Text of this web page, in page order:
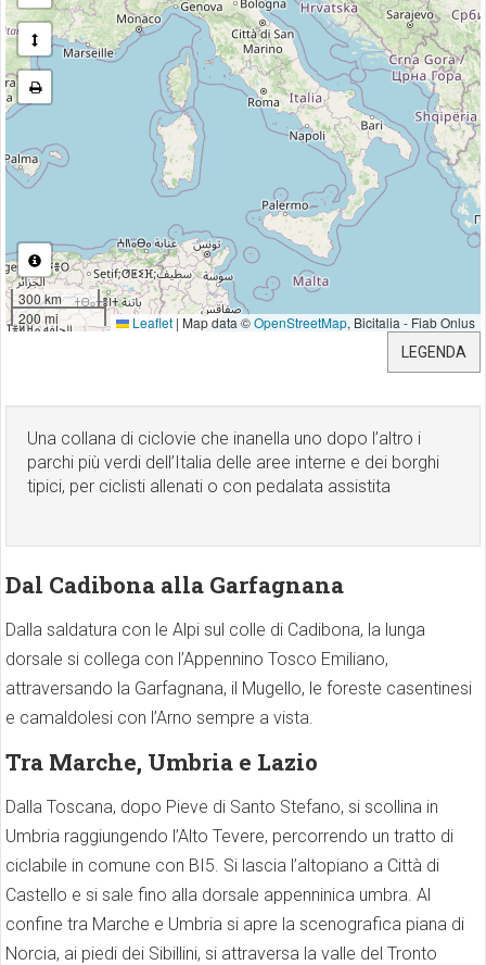
300 km
200 mi
Leaflet | Map data ©OpenStreetMap, Bicitalia - Fiab Onlus
LEGENDA
Una collana di ciclovie che inanella uno dopo l’altro i
parchi più verdi dell’Italia delle aree interne e dei borghi
tipici, per ciclisti allenati o con pedalata assistita
Dal Cadibona alla Garfagnana
Dalla saldatura con le Alpi sul colle di Cadibona, la lunga
dorsale si collega con l’Appennino Tosco Emiliano,
attraversando la Garfagnana, il Mugello, le foreste casentinesi
e camaldolesi con l’Arno sempre a vista.
Tra Marche, Umbria e Lazio
Dalla Toscana, dopo Pieve di Santo Stefano, si scollina in
Umbria raggiungendo l’Alto Tevere, percorrendo un tratto di
ciclabile in comune con BI5. Si lascia l’altopiano a Città di
Castello e si sale fino alla dorsale appenninica umbra. Al
confine tra Marche e Umbria si apre la scenografica piana di
Norcia, ai piedi dei Sibillini, si attraversa la valle del Tronto